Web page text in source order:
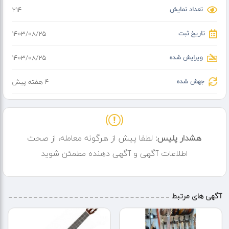
فروش سازهای؛
کاخن هنگ درام کالیمبا سازدهنی_کتاب_دفتر نت سیم گیتار کاپو گیتار
استدیو خانگی
تعداد نمایش 214
تاریخ ثبت ۱۴۰۳/۰۸/۲۵
ویرایش شده ۱۴۰۳/۰۸/۲۵
جهش شده 4 هفته پیش
هشدار پلیس: لطفا پیش از هرگونه معامله، از صحت
اطلاعات آگهی و آگهی دهنده مطمئن شوید
آگهی های مرتبط